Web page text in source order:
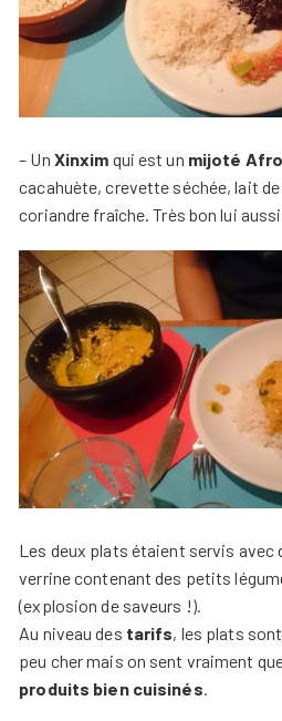
– Un Xinxim qui est un mijoté
cacahuète, crevette séchée, lait
coriandre fraîche. Très bon lui
Les deux plats étaient servis avec
verrine contenant des petits
(explosion de saveurs !).
Au niveau des tarifs, les plats
peu cher mais on sent vraiment
produits bien cuisinés